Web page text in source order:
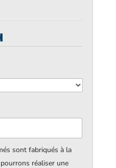
sont fabriqués à la
réaliser une